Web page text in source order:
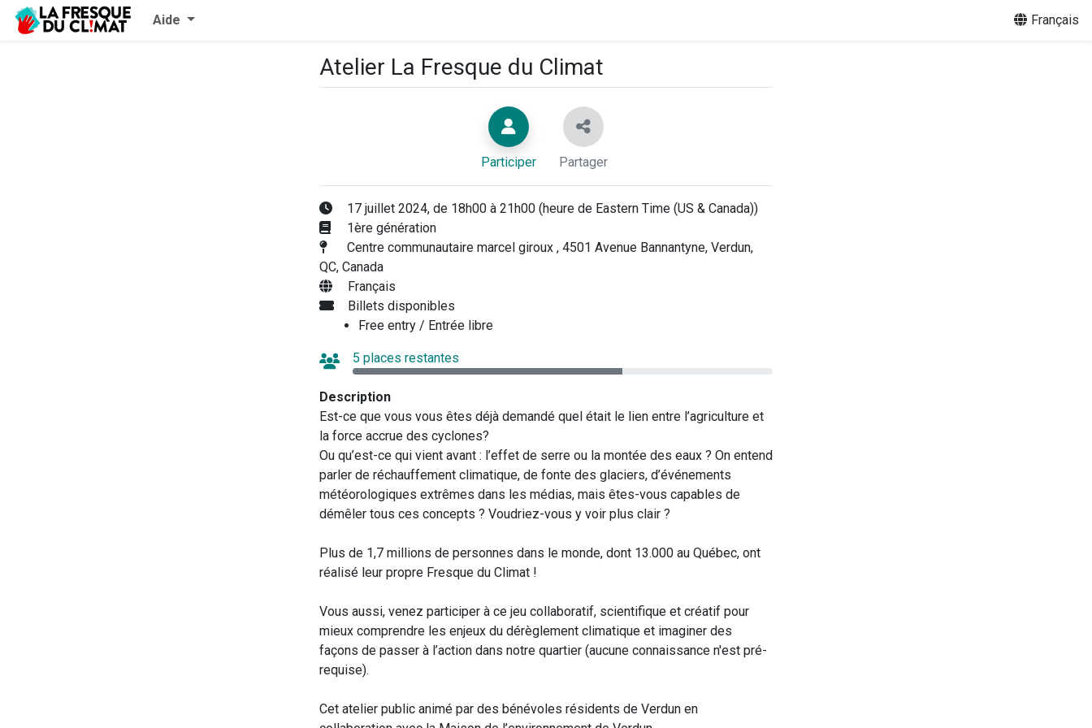
Aide Français
Atelier La Fresque du Climat
Participer Partager
17 juillet 2024, de 18h00 à 21h00 (heure de Eastern Time (US & Canada))
1ère génération
Centre communautaire marcel giroux , 4501 Avenue Bannantyne, Verdun,
QC, Canada
Français
Billets disponibles
Free entry / Entrée libre
5 places restantes
Description
Est-ce que vous vous êtes déjà demandé quel était le lien entre l’agriculture et
la force accrue des cyclones?
Ou qu’est-ce qui vient avant : l’effet de serre ou la montée des eaux ? On entend
parler de réchauffement climatique, de fonte des glaciers, d’événements
météorologiques extrêmes dans les médias, mais êtes-vous capables de
démêler tous ces concepts ? Voudriez-vous y voir plus clair ?
Plus de 1,7 millions de personnes dans le monde, dont 13.000 au Québec, ont
réalisé leur propre Fresque du Climat !
Vous aussi, venez participer à ce jeu collaboratif, scientifique et créatif pour
mieux comprendre les enjeux du dérèglement climatique et imaginer des
façons de passer à l’action dans notre quartier (aucune connaissance n'est pré-
requise).
Cet atelier public animé par des bénévoles résidents de Verdun en